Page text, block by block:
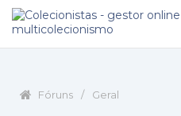
Fóruns / Geral